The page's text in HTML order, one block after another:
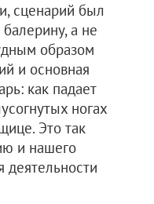
сценарий был
а не
образом
и основная
как падает
ногах
Это так
и нашего
деятельности